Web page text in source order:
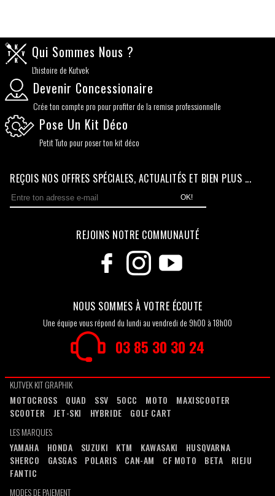
Qui Sommes Nous ?
L'histoire de Kutvek
Devenir Concessionaire
Crée ton compte pro pour profiter de la remise professionnelle
Pose Un Kit Déco
Petit Tuto pour poser ton kit déco
REÇOIS NOS OFFRES SPÉCIALES, ACTUALITÉS ET BIEN PLUS ...
OK!
REJOINS NOTRE COMMUNAUTÉ
NOUS SOMMES À VOTRE ÉCOUTE
Une équipe vous répond du lundi au vendredi de 9h00 à 18h00
03 85 30 30 24
KUTVEK KIT GRAPHIK
MOTOCROSS
QUAD SSV 50CC MOTO
MAXISCOOTER
SCOOTER
JET-SKI HYBRIDE
GOLF CART
LES MARQUES
YAMAHA
HONDA SUZUKI KTM KAWASAKI
HUSQVARNA
SHERCO
GASGAS POLARIS CAN-AM CF MOTO BETA
RIEJU
FANTIC
MODES DE PAIEMENT